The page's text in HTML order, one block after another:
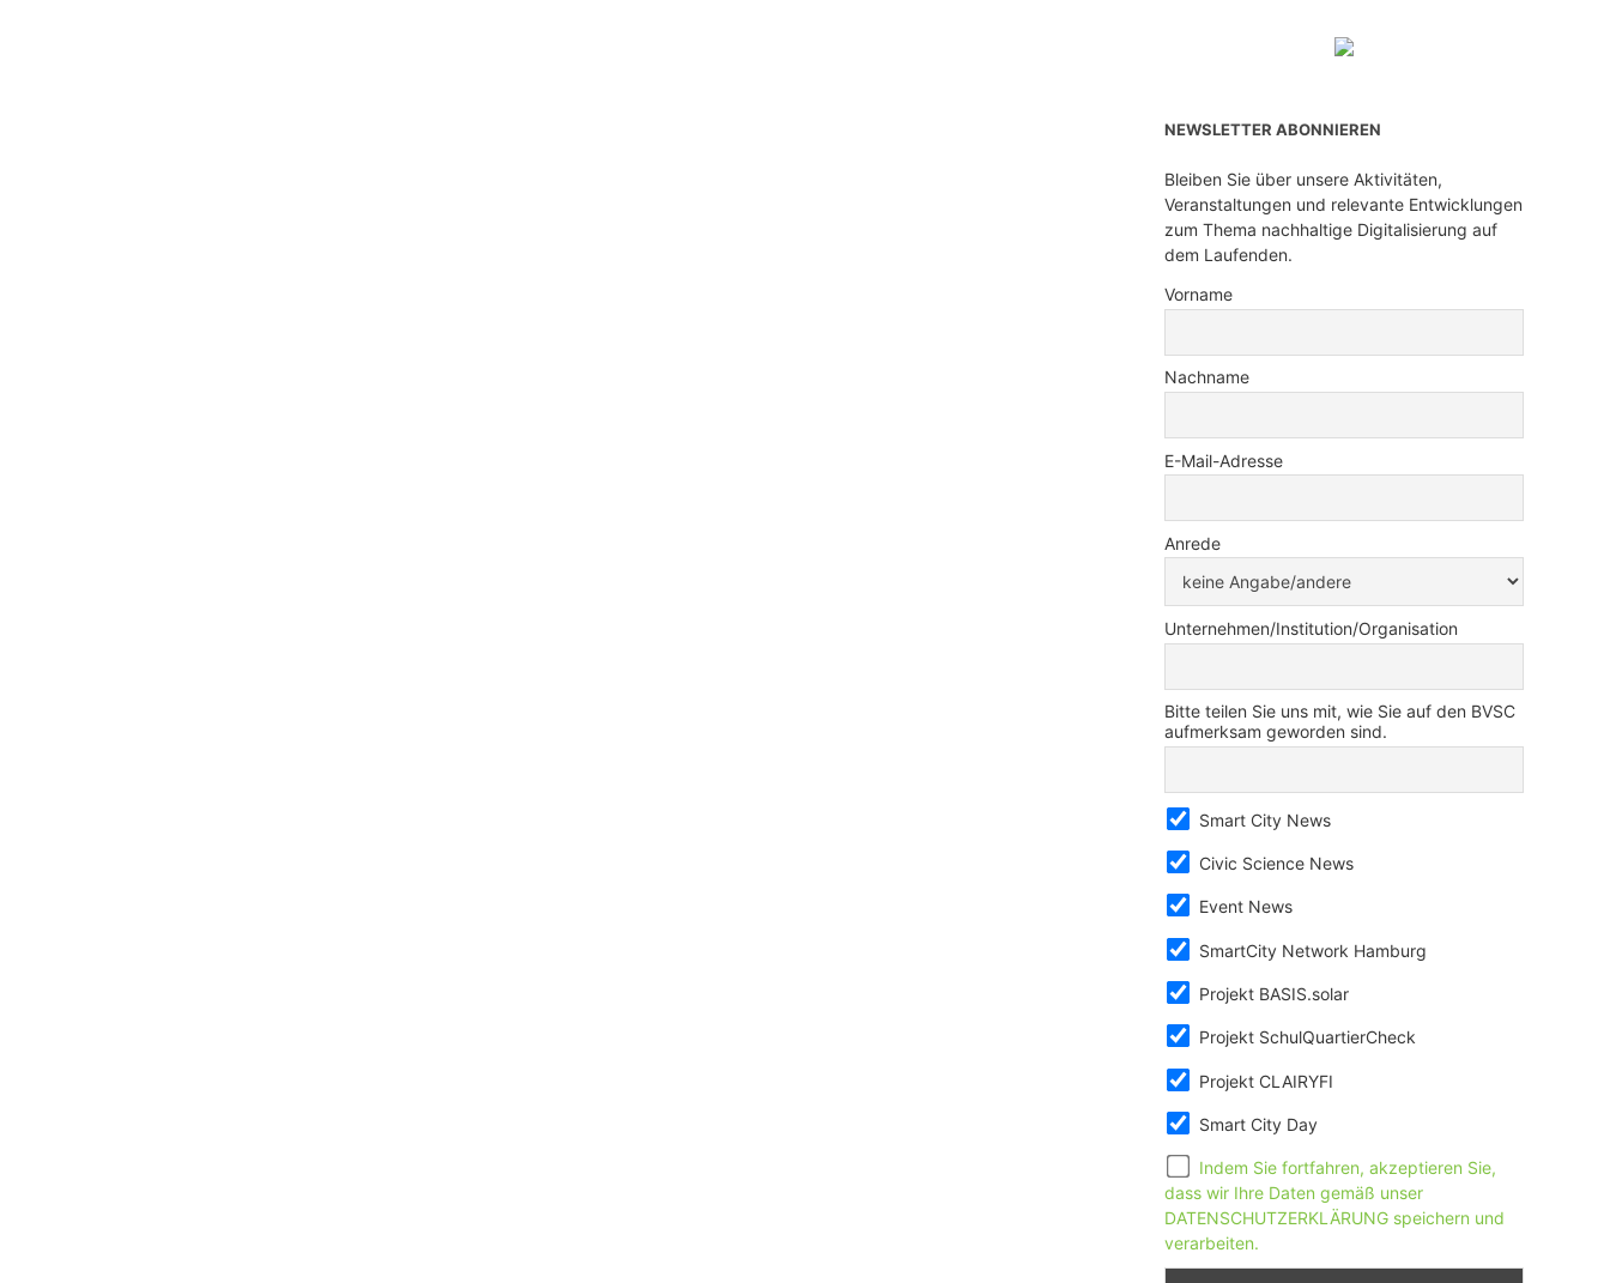
NEWSLETTER ABONNIEREN
Bleiben Sie über unsere Aktivitäten,
Veranstaltungen und relevante Entwicklungen
zum Thema nachhaltige Digitalisierung auf
dem Laufenden.
Vorname
Nachname
E-Mail-Adresse
Anrede
Unternehmen/Institution/Organisation
Bitte teilen Sie uns mit, wie Sie auf den BVSC
aufmerksam geworden sind.
Smart City News
Civic Science News
Event News
SmartCity Network Hamburg
Projekt BASIS.solar
Projekt SchulQuartierCheck
Projekt CLAIRYFI
Smart City Day
Indem Sie fortfahren, akzeptieren Sie,
dass wir Ihre Daten gemäß unser
DATENSCHUTZERKLÄRUNG speichern und
verarbeiten.